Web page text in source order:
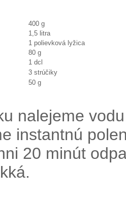
400 g
1,5 litra
1 polievková lyžica
80 g
1 dcl
3 strúčiky
50 g
nalejeme
instantnú
20 minút